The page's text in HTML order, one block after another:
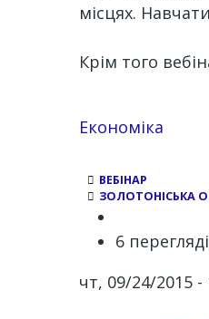
місцях.
Крім того
Економіка
ВЕБІНАР
ЗОЛОТОНІСЬКА
6
чт, 09/24/2015 -